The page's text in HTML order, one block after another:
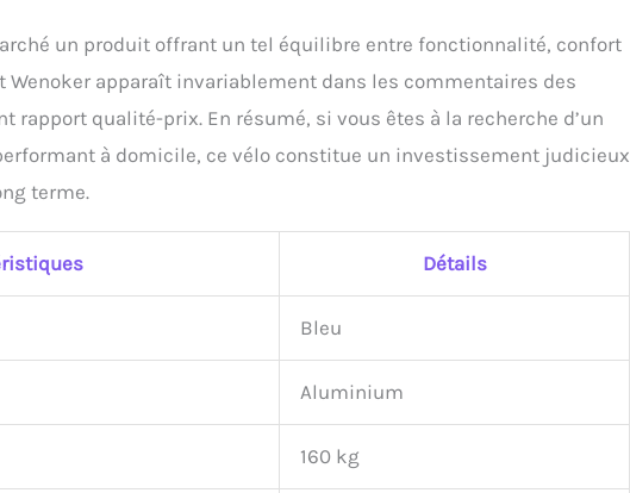
un produit offrant un tel équilibre entre fonctionnalité, confort
Wenoker apparaît invariablement dans les commentaires des
rapport qualité-prix. En résumé, si vous êtes à la recherche d’un
à domicile, ce vélo constitue un investissement judicieux
terme.
Détails
Bleu
Aluminium
160 kg